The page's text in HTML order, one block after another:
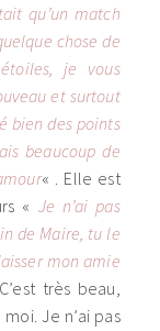
qu’un match
chose de
je vous
et surtout
bien des points
beaucoup de
« . Elle est
« Je n’ai pas
de Maire, tu le
mon amie
très beau,
Je n’ai pas